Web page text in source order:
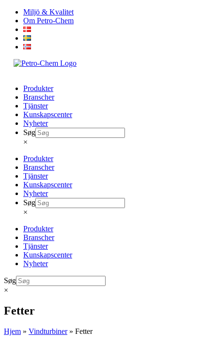
Skip
content
Miljö & Kvalitet
Om Petro-Chem
Produkter
Branscher
Tjänster
Kunskapscenter
Nyheter
Søg
×
Produkter
Branscher
Tjänster
Kunskapscenter
Nyheter
Søg
×
Produkter
Branscher
Tjänster
Kunskapscenter
Nyheter
Søg
×
Fetter
Hjem » Vindturbiner» Fetter